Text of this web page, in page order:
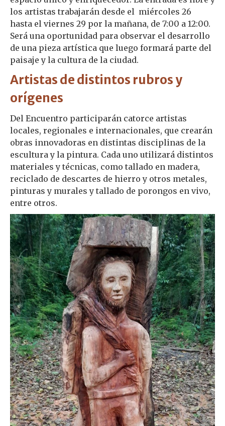
los artistas trabajarán desde el miércoles 26
hasta el viernes 29 por la mañana, de 7:00 a 12:00.
Será una oportunidad para observar el desarrollo
de una pieza artística que luego formará parte del
paisaje y la cultura de la ciudad.
Artistas de distintos rubros y
orígenes
Del Encuentro participarán catorce artistas
locales, regionales e internacionales, que crearán
obras innovadoras en distintas disciplinas de la
escultura y la pintura. Cada uno utilizará distintos
materiales y técnicas, como tallado en madera,
reciclado de descartes de hierro y otros metales,
pinturas y murales y tallado de porongos en vivo,
entre otros.